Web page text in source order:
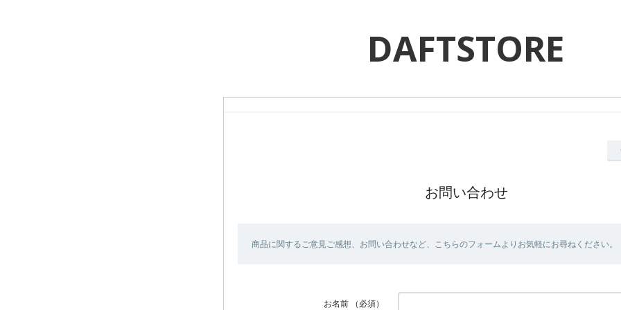
DAFTSTORE
お問い合わせ
商品に関するご意見ご感想、お問い合わせなど、こちらのフォームよりお気軽にお尋ねください。
お名前 （必須）